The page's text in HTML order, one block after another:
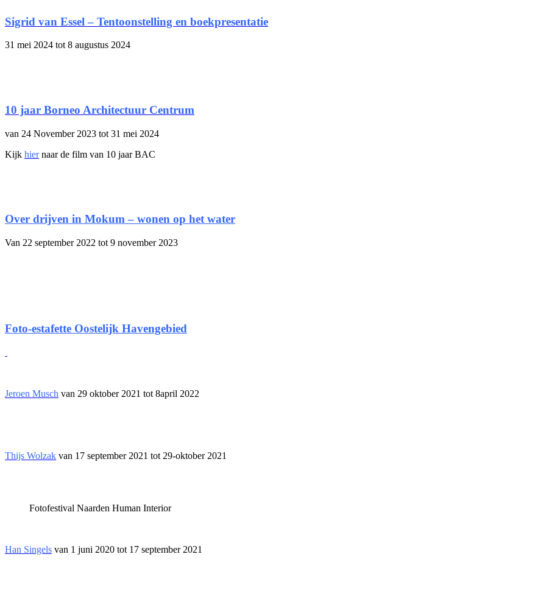
Sigrid van Essel – Tentoonstelling en boekpresentatie
31 mei 2024 tot 8 augustus 2024
10 jaar Borneo Architectuur Centrum
van 24 November 2023 tot 31 mei 2024
Kijk hiernaar de film van 10 jaar BAC
Over drijven in Mokum – wonen op het water
Van 22 september 2022 tot 9 november 2023
Foto-estafette Oostelijk Havengebied
Jeroen Musch van 29 oktober 2021 tot 8april 2022
Thijs Wolzak van 17 september 2021 tot 29-oktober 2021
Fotofestival Naarden Human Interior
Han Singels van 1 juni 2020 tot 17 september 2021